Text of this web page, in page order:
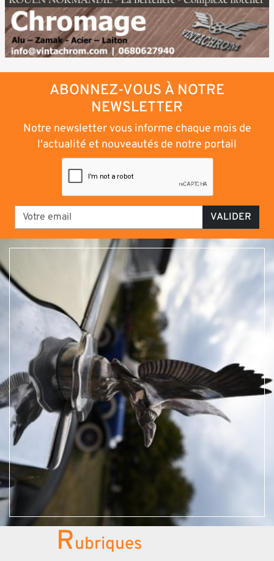
ABONNEZ-VOUS À NOTRE
NEWSLETTER
Notre newsletter vous informe chaque mois de
l'actualité et nouveautés de notre portail
VALIDER
Rubriques